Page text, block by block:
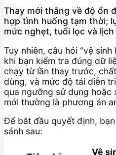
Thay mới thắng về độ ổn
hợp tình huống tạm thời;
mức nghẹt, tuổi lọc và
Tuy nhiên, câu hỏi “vệ
khi bạn kiểm tra đúng dữ
chạy từ lần thay trước,
dùng, và mức độ tái diễn
qua ngưỡng sử dụng hoặc
mới thường là phương án
Để bắt đầu quyết định,
sánh sau:
Vệ